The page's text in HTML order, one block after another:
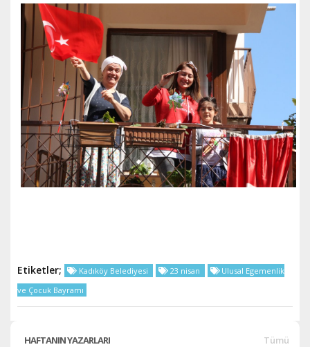
Etiketler; Kadıköy Belediyesi 23 nisan
Ulusal Egemenlik
ve Çocuk Bayramı
HAFTANIN YAZARLARI Tümü